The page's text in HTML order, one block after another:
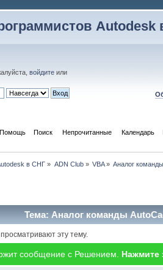
Autodesk
войдите или
Помощь Поиск Непрочитанные Календарь
в СНГ » ADN Club» VBA» Аналог
Тема: Аналог команды
эту тему.
сообщение с Решением. Нажмите